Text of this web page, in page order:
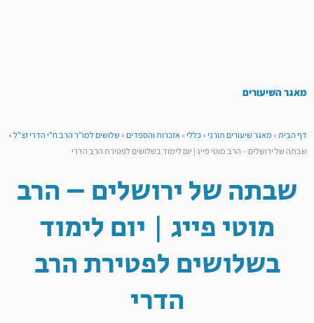
מאגר השיעורים
דף הבית»מאגר שיעורים תורני»כללי»אזכרות והספדים»שלושים למו"ר הרב ח"י הדרי זצ"ל»
שבתה של ירושלים – הרב מוטי פייג | יום לימוד בשלושים לפטירת הרב הדרי
שבתה של ירושלים – הרב
מוטי פייג | יום לימוד
בשלושים לפטירת הרב
הדרי